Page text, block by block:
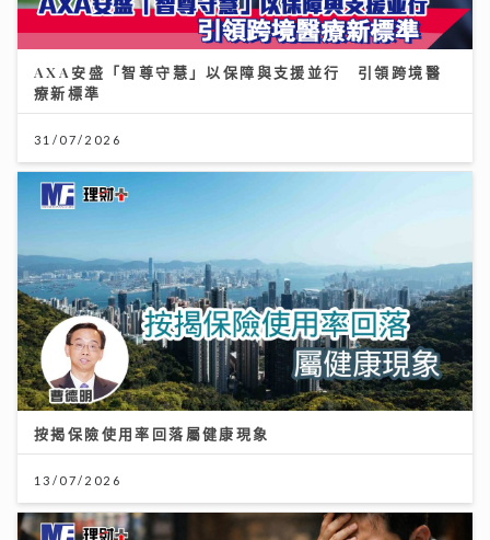
AXA安盛「智尊守慧」以保障與支援並行 引領跨境醫
療新標準
31/07/2026
按揭保險使用率回落屬健康現象
13/07/2026